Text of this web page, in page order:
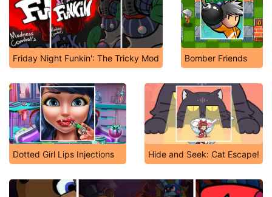
Friday Night Funkin': The Tricky Mod Bomber Friends
Dotted Girl Lips Injections Hide and Seek: Cat Escape!